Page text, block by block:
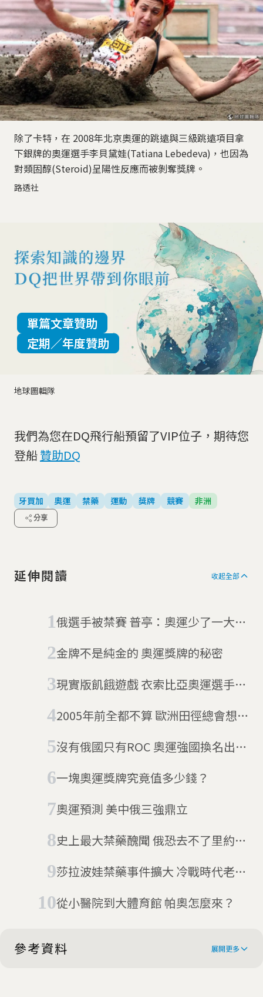
除了卡特，在 2008年北京奧運的跳遠與三級跳遠項目拿
下銀牌的奧運選手李貝黛娃(Tatiana Lebedeva)，也因為
對類固醇(Steroid)呈陽性反應而被剝奪獎牌。
路透社
地球圖輯隊
單篇文章贊助
定期／年度贊助
我們為您在DQ飛行船預留了VIP位子，期待您
登船贊助DQ
牙買加 奧運 禁藥 運動 獎牌 競賽 非洲
分享
延伸閱讀 收起全部
俄選手被禁賽 普亭：奧運少了一大亮
金牌不是純金的 奧運獎牌的秘密
現實版飢餓遊戲 衣索比亞奧運選手回
2005年前全都不算 歐洲田徑總會想把
沒有俄國只有ROC 奧運強國換名出征
一塊奧運獎牌究竟值多少錢？
奧運預測 美中俄三強鼎立
史上最大禁藥醜聞 俄恐去不了里約奧
莎拉波娃禁藥事件擴大 冷戰時代老藥
從小醫院到大體育館 帕奧怎麼來？
參考資料 展開更多